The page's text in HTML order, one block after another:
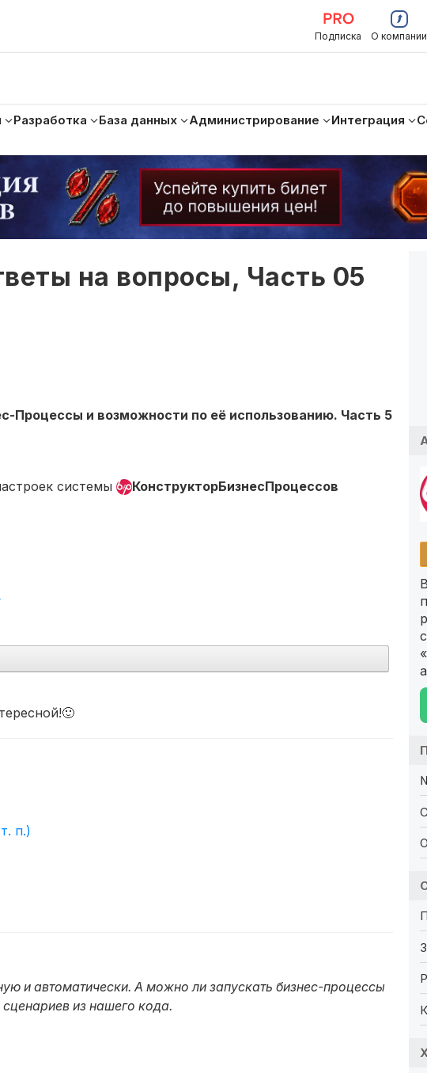
Подписка О компании
Разработка База данных Администрирование Интеграция
на вопросы, Часть 05
Процессы и возможности по её использованию. Часть 5
системы
КонструкторБизнесПроцессов
п.)
и автоматически. А можно ли запускать бизнес-процессы
из нашего кода.